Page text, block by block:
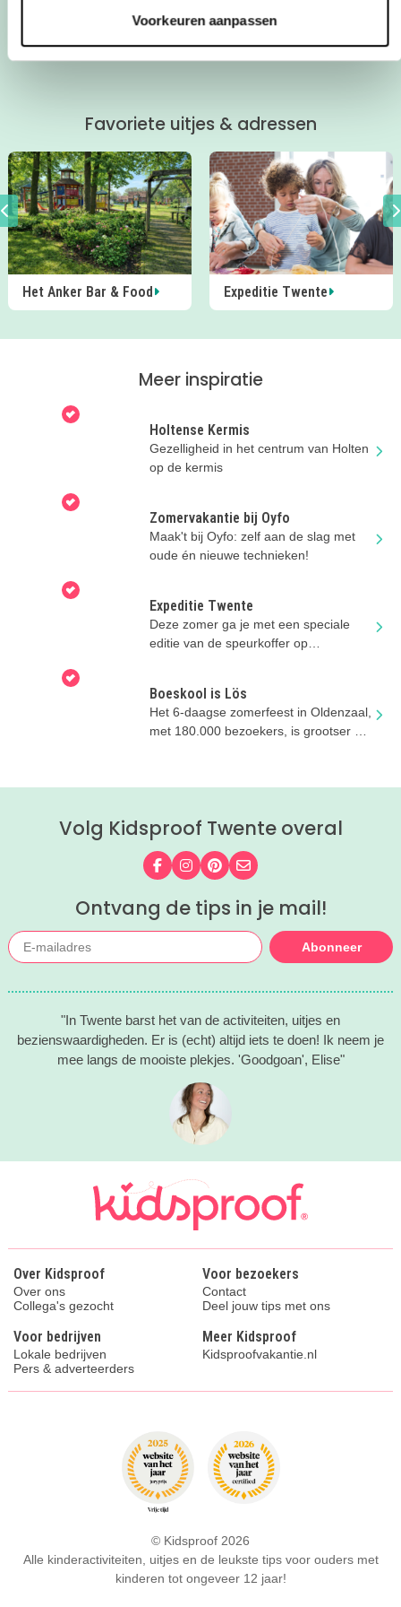
Voorkeuren aanpassen
heb je nu pas echt vakantie? Geen
zorgen, wij hebben weer genoeg leuke
tips voor je verzameld. Leuke uitjes en
Favoriete uitjes & adressen
Het Anker Bar & Food Expeditie Twente
Meer inspiratie
Holtense Kermis
Gezelligheid in het centrum van Holten
op de kermis
Zomervakantie bij Oyfo
Maak't bij Oyfo: zelf aan de slag met
oude én nieuwe technieken!
Expeditie Twente
Deze zomer ga je met een speciale
editie van de speurkoffer op
Boeskool is Lös
Het 6-daagse zomerfeest in Oldenzaal,
met 180.000 bezoekers, is grootser en
Volg Kidsproof Twente overal
Volg ons op Facebook
Volg ons op Instagram
Volg ons op Pinterest
Mail ons
Ontvang de tips in je mail!
Abonneer
"In Twente barst het van de activiteiten, uitjes en
bezienswaardigheden. Er is (echt) altijd iets te doen! Ik neem je
mee langs de mooiste plekjes. 'Goodgoan', Elise"
Over Kidsproof
Over ons
Collega's gezocht
Voor bezoekers
Contact
Deel jouw tips met ons
Voor bedrijven
Lokale bedrijven
Pers & adverteerders
Meer Kidsproof
Kidsproofvakantie.nl
© Kidsproof 2026
Alle kinderactiviteiten, uitjes en de leukste tips voor ouders met
kinderen tot ongeveer 12 jaar!